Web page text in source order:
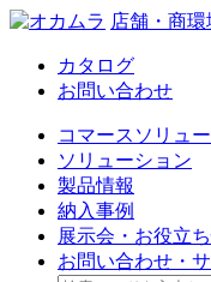
店舗・商環
カタログ
お問い合わせ
コマースソリュ
ソリューション
製品情報
納入事例
展示会・お役立
お問い合わせ・